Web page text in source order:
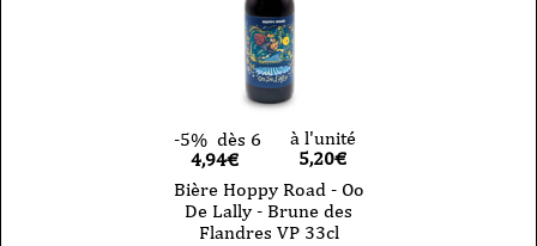
-5% dès 6
4,94€
à l'unité
5,20€
Bière Hoppy Road - Oo
De Lally - Brune des
Flandres VP 33cl